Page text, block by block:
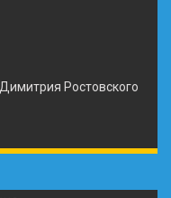
Ростовского